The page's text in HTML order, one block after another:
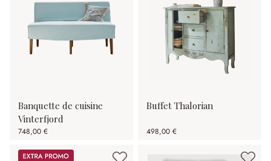
Banquette de cuisine
Vinterfjord
748,00 €
Buffet Thalorian
498,00 €
Promos